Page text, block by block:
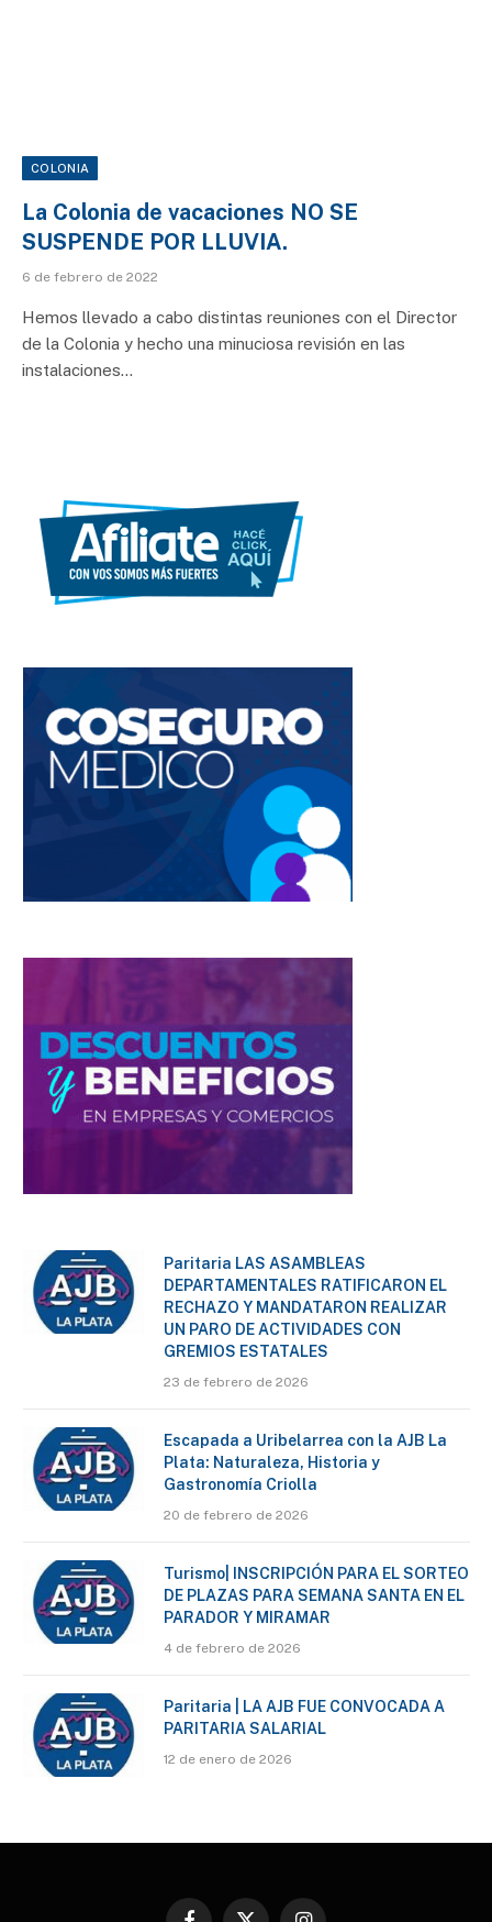
COLONIA
La Colonia de vacaciones NO SE
SUSPENDE POR LLUVIA.
6 de febrero de 2022
Hemos llevado a cabo distintas reuniones con el Director
de la Colonia y hecho una minuciosa revisión en las
instalaciones…
Paritaria LAS ASAMBLEAS
DEPARTAMENTALES RATIFICARON EL
RECHAZO Y MANDATARON REALIZAR
UN PARO DE ACTIVIDADES CON
GREMIOS ESTATALES
23 de febrero de 2026
Escapada a Uribelarrea con la AJB La
Plata: Naturaleza, Historia y
Gastronomía Criolla
20 de febrero de 2026
Turismo| INSCRIPCIÓN PARA EL SORTEO
DE PLAZAS PARA SEMANA SANTA EN EL
PARADOR Y MIRAMAR
4 de febrero de 2026
Paritaria | LA AJB FUE CONVOCADA A
PARITARIA SALARIAL
12 de enero de 2026